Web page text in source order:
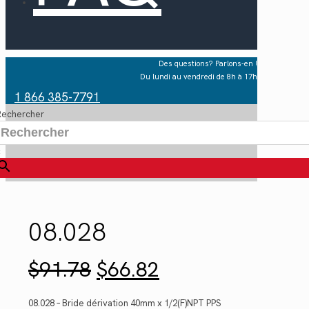
Des questions? Parlons-en !
Du lundi au vendredi de 8h à 17h
1 866 385-7791
08.028
$91.78 Le
prix
initial
$66.82prix
actuel
08.028 – Bride dérivation 40mm x 1/2(F)NPT PPS